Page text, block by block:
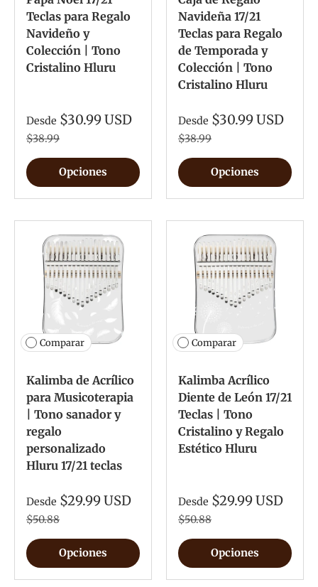
Teclas para Regalo
Navideño y
Colección | Tono
Cristalino Hluru
Desde $30.99 USD
$38.99
Opciones
Navideña 17/21
Teclas para Regalo
de Temporada y
Colección | Tono
Cristalino Hluru
Desde $30.99 USD
$38.99
Opciones
Comparar
Kalimba de Acrílico
para Musicoterapia
| Tono sanador y
regalo
personalizado
Hluru 17/21 teclas
Desde $29.99 USD
$50.88
Opciones
Comparar
Kalimba Acrílico
Diente de León 17/21
Teclas | Tono
Cristalino y Regalo
Estético Hluru
Desde $29.99 USD
$50.88
Opciones